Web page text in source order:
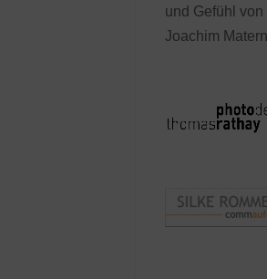
und Gefühl
Joachim